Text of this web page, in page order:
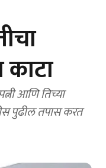
आणि तिच्या
पुढील तपास करत